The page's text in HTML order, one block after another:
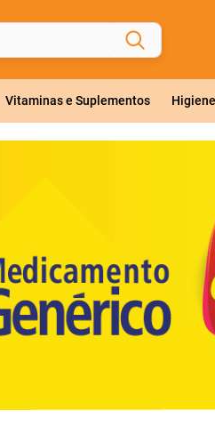
Vitaminas e Suplementos